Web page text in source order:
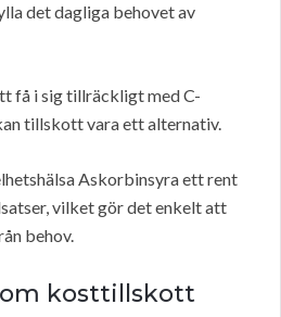
det dagliga behovet av
få i sig tillräckligt med C-
tillskott vara ett alternativ.
Askorbinsyra ett rent
vilket gör det enkelt att
behov.
kosttillskott